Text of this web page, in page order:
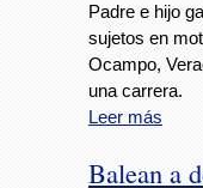
Padre e hijo
sujetos en
Ocampo,
una carrera.
Leer más
Balean a